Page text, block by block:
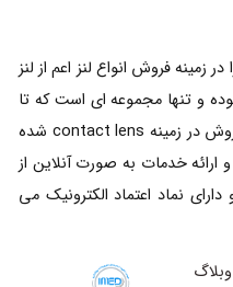
سال 1392 کار خود را در زمینه فروش انواع لنز اعم از لنز
و تنها مجموعه ای است که تا
کنون موفق به دریافت مجوز رسمی فروش در زمینه contact lens شده
به فروش و ارائه خدمات به صورت آنلاین از
نماد اعتماد الکترونیک می
وبلاگ